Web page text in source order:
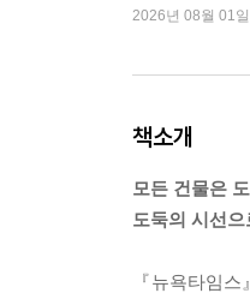
2026년 08월 01
책소개
모든 건물은
도둑의 시선
『뉴욕타임